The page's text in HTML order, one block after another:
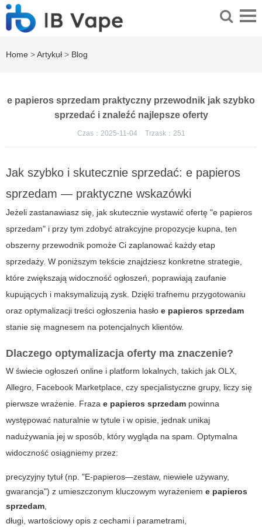
Home >Artykuł > Blog
e papieros sprzedam praktyczny przewodnik jak szybko
sprzedać i znaleźć najlepsze oferty
Czas：2025-11-04 Trzask： 251
Jak szybko i skutecznie sprzedać: e papieros
sprzedam — praktyczne wskazówki
Jeżeli zastanawiasz się, jak skutecznie wystawić ofertę "e papieros
sprzedam" i przy tym zdobyć atrakcyjne propozycje kupna, ten
obszerny przewodnik pomoże Ci zaplanować każdy etap
sprzedaży. W poniższym tekście znajdziesz konkretne strategie,
które zwiększają widoczność ogłoszeń, poprawiają zaufanie
kupujących i maksymalizują zysk. Dzięki trafnemu przygotowaniu
oraz optymalizacji treści ogłoszenia hasło e papieros sprzedam
stanie się magnesem na potencjalnych klientów.
Dlaczego optymalizacja oferty ma znaczenie?
W świecie ogłoszeń online i platform lokalnych, takich jak OLX,
Allegro, Facebook Marketplace, czy specjalistyczne grupy, liczy się
pierwsze wrażenie. Fraza e papieros sprzedam powinna
występować naturalnie w tytule i w opisie, jednak unikaj
nadużywania jej w sposób, który wygląda na spam. Optymalna
widoczność osiągniemy przez:
precyzyjny tytuł (np. "E-papieros—zestaw, niewiele używany,
gwarancja") z umieszczonym kluczowym wyrażeniem e papieros
sprzedam,
długi, wartościowy opis z cechami i parametrami,